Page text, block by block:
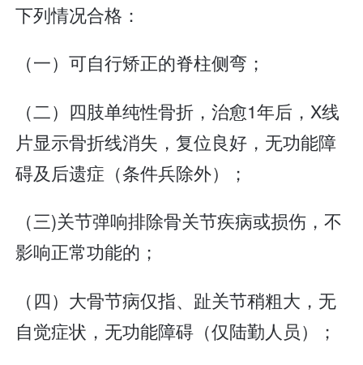
下列情况合格：
（一）可自行矫正的脊柱侧弯；
（二）四肢单纯性骨折，治愈1年后，X线
片显示骨折线消失，复位良好，无功能障
碍及后遗症（条件兵除外）；
（三)关节弹响排除骨关节疾病或损伤，不
影响正常功能的；
（四）大骨节病仅指、趾关节稍粗大，无
自觉症状，无功能障碍（仅陆勤人员）；